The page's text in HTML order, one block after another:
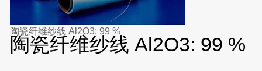
陶瓷纤维纱线 Al2O3: 99 %
陶瓷纤维纱线 Al2O3: 99 %